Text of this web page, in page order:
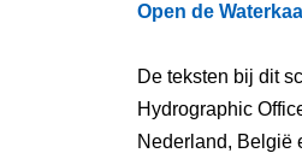
Open de
De teksten bij dit
Hydrographic
Nederland, België